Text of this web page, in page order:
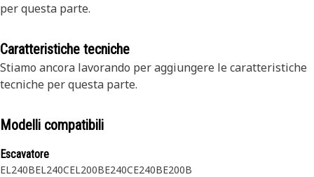
per questa parte.
Caratteristiche tecniche
Stiamo ancora lavorando per aggiungere le caratteristiche
tecniche per questa parte.
Modelli compatibili
Escavatore
EL240BEL240CEL200BE240CE240BE200B